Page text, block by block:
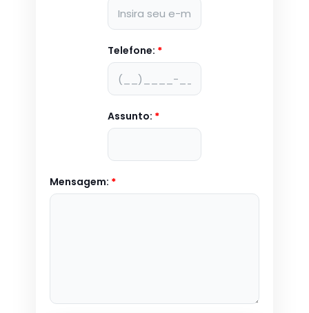
Telefone: *
Assunto: *
Mensagem: *